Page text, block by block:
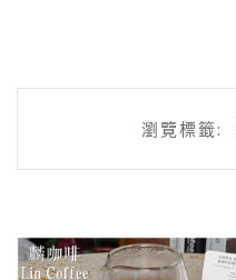
瀏覽標籤: